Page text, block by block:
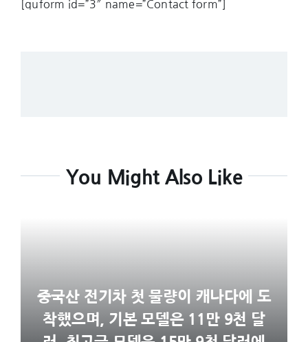
[quform id=”3″ name=”Contact form”]
You Might Also Like
중국산 전기차 첫 물량이 캐나다에 도
착했으며, 기본 모델은 11만 9천 달